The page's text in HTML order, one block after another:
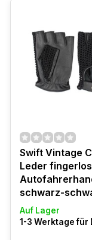
Swift Vintage
Leder
schwarz-
Auf Lager
1-3 Werktage für